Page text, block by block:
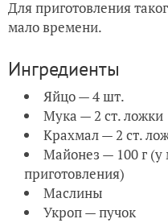
Для приготовления
мало времени.
Ингредиенты
Яйцо — 4 шт.
Мука — 2 ст. ложки
Крахмал — 2 ст.
Майонез — 100 г
приготовления)
Маслины
Укроп — пучок